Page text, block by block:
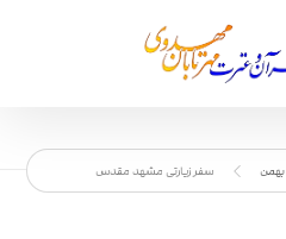
بهمن سفر زیارتی مشهد مقدس